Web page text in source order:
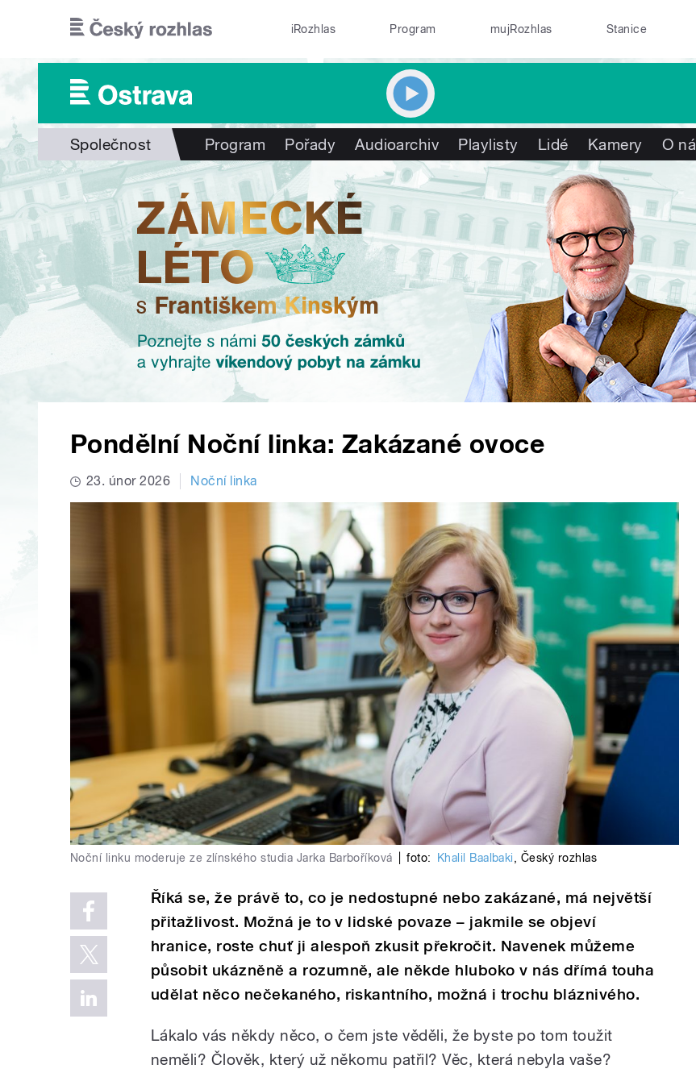
iRozhlas Program mujRozhlas Stanice
Společnost Program Pořady Audioarchiv Playlisty Lidé Kamery O
Pondělní Noční linka: Zakázané ovoce
23. únor 2026 Noční linka
Noční linku moderuje ze zlínského studia Jarka Barboříková foto: Khalil Baalbaki, Český rozhlas
Říká se, že právě to, co je nedostupné nebo zakázané, má největší
přitažlivost. Možná je to v lidské povaze – jakmile se objeví
hranice, roste chuť ji alespoň zkusit překročit. Navenek můžeme
působit ukázněně a rozumně, ale někde hluboko v nás dřímá touha
udělat něco nečekaného, riskantního, možná i trochu bláznivého.
Lákalo vás někdy něco, o čem jste věděli, že byste po tom toužit
neměli? Člověk, který už někomu patřil? Věc, která nebyla vaše?